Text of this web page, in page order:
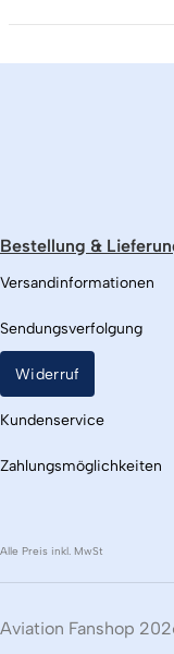
Bestellung &
Versandinformationen
Sendungsverfolgung
Widerruf
Kundenservice
Zahlungsmöglichkeiten
Alle Preis inkl. MwSt
Aviation Fanshop